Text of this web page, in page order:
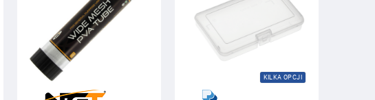
KILKA OPCJI